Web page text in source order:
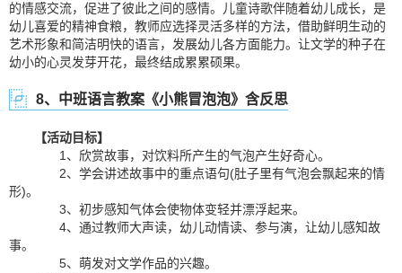
的情感交流，促进了彼此之间的感情。儿童诗歌伴随着幼儿成长，是
幼儿喜爱的精神食粮，教师应选择灵活多样的方法，借助鲜明生动的
艺术形象和简洁明快的语言，发展幼儿各方面能力。让文学的种子在
幼小的心灵发芽开花，最终结成累累硕果。
8、中班语言教案《小熊冒泡泡》含反思
【活动目标】
1、欣赏故事，对饮料所产生的气泡产生好奇心。
2、学会讲述故事中的重点语句(肚子里有气泡会飘起来的情
形)。
3、初步感知气体会使物体变轻并漂浮起来。
4、通过教师大声读，幼儿动情读、参与演，让幼儿感知故
事。
5、萌发对文学作品的兴趣。